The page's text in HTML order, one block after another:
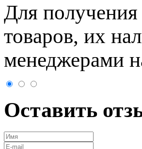
Для
товaров, их
менеджерами
Оставить